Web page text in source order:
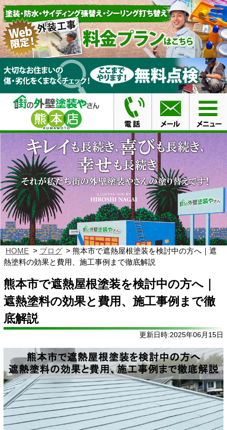
HOME ブログ
熊本市で遮熱屋根塗装を検討中の方へ｜遮
熱塗料の効果と費用、施工事例まで徹底解説
熊本市で遮熱屋根塗装を検討中の方へ｜
遮熱塗料の効果と費用、施工事例まで徹
底解説
更新日時:2025年06月15日